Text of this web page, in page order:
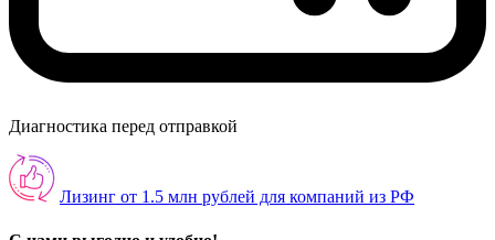
Диагностика перед отправкой
Лизинг от 1.5 млн рублей для компаний из РФ